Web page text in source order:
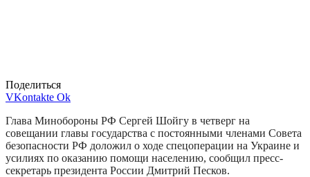
Поделиться
VKontakte Ok
Глава Минобороны РФ Сергей Шойгу в четверг на
совещании главы государства с постоянными членами Совета
безопасности РФ доложил о ходе спецоперации на Украине и
усилиях по оказанию помощи населению, сообщил пресс-
секретарь президента России Дмитрий Песков.